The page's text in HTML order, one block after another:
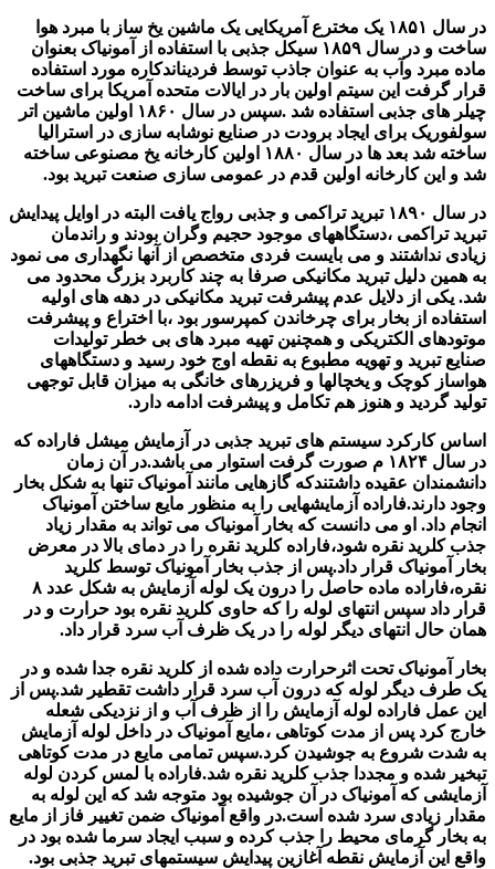
در سال ۱۸۵۱ یک مخترع آمریکایی یک ماشین یخ ساز با مبرد هوا
ساخت و در سال ۱۸۵۹ سیکل جذبی با استفاده از آمونیاک بعنوان
ماده مبرد وآب به عنوان جاذب توسط فردیناندکاره مورد استفاده
قرار گرفت این سیتم اولین بار در ایالات متحده آمریکا برای ساخت
چیلر های جذبی استفاده شد .سپس در سال ۱۸۶۰ اولین ماشین اتر
سولفوریک برای ایجاد برودت در صنایع نوشابه سازی در استرالیا
ساخته شد بعد ها در سال ۱۸۸۰ اولین کارخانه یخ مصنوعی ساخته
شد و این کارخانه اولین قدم در عمومی سازی صنعت تبرید بود.
در سال ۱۸۹۰ تبرید تراکمی و جذبی رواج یافت البته در اوایل پیدایش
تبرید تراکمی ،دستگاههای موجود حجیم وگران بودند و راندمان
زیادی نداشتند و می بایست فردی متخصص از آنها نگهداری می نمود
به همین دلیل تبرید مکانیکی صرفا به چند کاربرد بزرگ محدود می
شد. یکی از دلایل عدم پیشرفت تبرید مکانیکی در دهه های اولیه
استفاده از بخار برای چرخاندن کمپرسور بود ،با اختراع و پیشرفت
موتودهای الکتریکی و همچنین تهیه مبرد های بی خطر تولیدات
صنایع تبرید و تهویه مطبوع به نقطه اوج خود رسید و دستگاههای
هواساز کوچک و یخچالها و فریزرهای خانگی به میزان قابل توجهی
تولید گردید و هنوز هم تکامل و پیشرفت ادامه دارد.
اساس کارکرد سیستم های تبرید جذبی در آزمایش میشل فاراده که
در سال ۱۸۲۴ م صورت گرفت استوار می باشد.در آن زمان
دانشمندان عقیده داشتندکه گازهایی مانند آمونیاک تنها به شکل بخار
وجود دارند.فاراده آزمایشهایی را به منظور مایع ساختن آمونیاک
انجام داد. او می دانست که بخار آمونیاک می تواند به مقدار زیاد
جذب کلرید نقره شود،فاراده کلرید نقره را در دمای بالا در معرض
بخار آمونیاک قرار داد.پس از جذب بخار آمونیاک توسط کلرید
نقره،فاراده ماده حاصل را درون یک لوله آزمایش به شکل عدد ۸
قرار داد سپس انتهای لوله را که حاوی کلرید نقره بود حرارت و در
همان حال انتهای دیگر لوله را در یک ظرف آب سرد قرار داد.
بخار آمونیاک تحت اثرحرارت داده شده از کلرید نقره جدا شده و در
یک طرف دیگر لوله که درون آب سرد قرار داشت تقطیر شد.پس از
این عمل فاراده لوله آزمایش را از ظرف آب و از نزدیکی شعله
خارج کرد پس از مدت کوتاهی ،مایع آمونیاک در داخل لوله آزمایش
به شدت شروع به جوشیدن کرد.سپس تمامی مایع در مدت کوتاهی
تبخیر شده و مجددا جذب کلرید نقره شد.فاراده با لمس کردن لوله
آزمایشی که آمونیاک در آن جوشیده بود متوجه شد که این لوله به
مقدار زیادی سرد شده است.در واقع آمونیاک ضمن تغییر فاز از مایع
به بخار گرمای محیط را جذب کرده و سبب ایجاد سرما شده بود در
واقع این آزمایش نقطه آغازین پیدایش سیستمهای تبرید جذبی بود.